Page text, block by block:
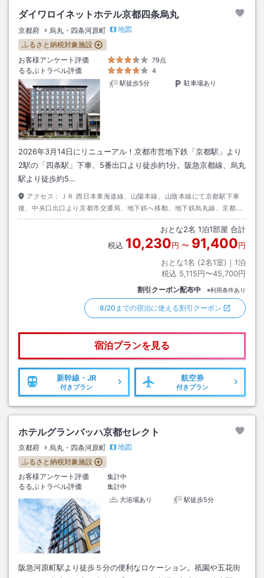
ダイワロイネットホテル京都四条烏丸
京都府 烏丸・四条河原町
地図
ふるさと納税対象施設
お客様アンケート評価
79点
るるぶトラベル評価
4
駅徒歩5分
駐車場あり
2026年3月14日にリニューアル！京都市営地下鉄「京都駅」より
2駅の「四条駅」下車、5番出口より徒歩約1分。阪急京都線、烏丸
駅より徒歩約5…
アクセス：
ＪＲ 西日本東海道線、山陽本線、山陰本線にて京都駅下車
後、中央口出口より京都市交通局、地下鉄へ移動、地下鉄烏丸線、京都駅
から国際会館行きに乗車（約４分）四条駅下車後、５番出口より徒歩約１
おとな2名 1泊1部屋 合計
税込 10,230円 〜 91,400円
おとな1名 (2名1室)｜ 1泊
税込 5,115円〜45,700円
割引クーポン配布中 ※利用条件あり
8/20までの宿泊に使える割引クーポン
宿泊プランを見る
新幹線・JR
付きプラン
航空券
付きプラン
ホテルグランバッハ京都セレクト
京都府 烏丸・四条河原町
地図
ふるさと納税対象施設
お客様アンケート評価
集計中
るるぶトラベル評価
集計中
大浴場あり
駅徒歩5分
阪急河原町駅より徒歩５分の便利なロケーション。祇園や五花街